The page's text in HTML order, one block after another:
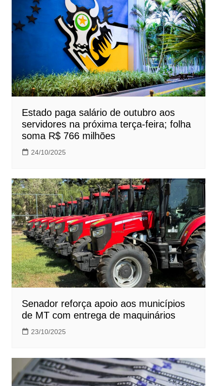
Estado paga salário de outubro aos
servidores na próxima terça-feira; folha
soma R$ 766 milhões
24/10/2025
Senador reforça apoio aos municípios
de MT com entrega de maquinários
23/10/2025